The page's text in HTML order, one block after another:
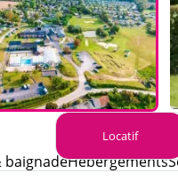
Locatif
baignadeHébergements